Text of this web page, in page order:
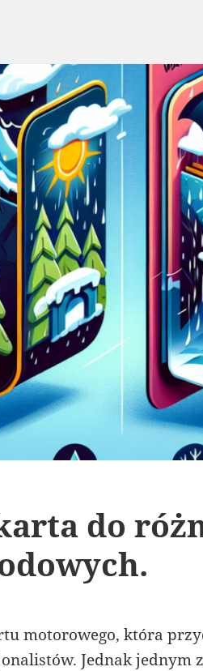
do
motorowego, która
Jednak jednym z